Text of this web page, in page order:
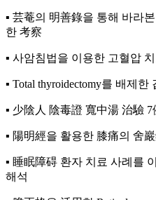
▪︎ 芸菴의 明善錄을 통해 바라
한 考察
▪︎ 사암침법을 이용한 고혈압
▪︎ Total thyroidectomy를 배제
▪︎ 少陰人 陰毒證 寬中湯 治驗
▪︎ 陽明經을 활용한 膝痛의 舍
▪︎ 睡眠障碍 환자 치료 사례를
해석